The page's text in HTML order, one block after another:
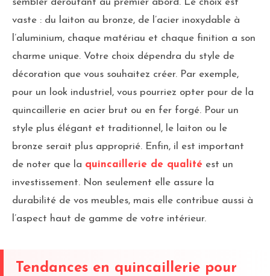
vaste : du laiton au bronze, de l’acier inoxydable à
l’aluminium, chaque matériau et chaque finition a son
charme unique. Votre choix dépendra du style de
décoration que vous souhaitez créer. Par exemple,
pour un look industriel, vous pourriez opter pour de la
quincaillerie en acier brut ou en fer forgé. Pour un
style plus élégant et traditionnel, le laiton ou le
bronze serait plus approprié. Enfin, il est important
de noter que la quincaillerie de qualité est un
investissement. Non seulement elle assure la
durabilité de vos meubles, mais elle contribue aussi à
l’aspect haut de gamme de votre intérieur.
Tendances en quincaillerie pour